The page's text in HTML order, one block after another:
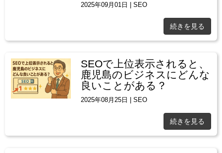
2025年09月01日 |SEO
続きを見る
SEOで上位表示されると、
鹿児島のビジネスにどんな
良いことがある？
2025年08月25日 |SEO
続きを見る